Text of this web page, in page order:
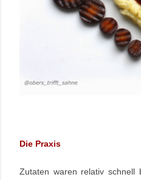
Die Praxis
Zutaten waren relativschnell